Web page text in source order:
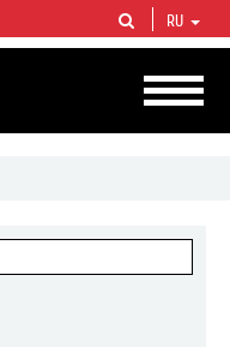
интегрированных
приходится более 2%
запасов углеводородов.
RU